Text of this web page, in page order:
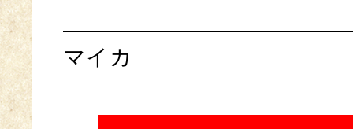
マイカ